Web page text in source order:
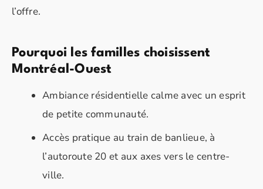
l’offre.
Pourquoi les familles choisissent
Montréal-Ouest
Ambiance résidentielle calme avec un esprit
de petite communauté.
Accès pratique au train de banlieue, à
l’autoroute 20 et aux axes vers le centre-
ville.